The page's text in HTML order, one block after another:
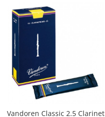
Vandoren Classic 2.5 Clarinet